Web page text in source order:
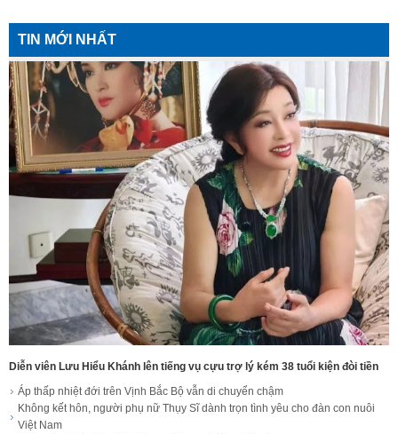
TIN MỚI NHẤT
Diễn viên Lưu Hiểu Khánh lên tiếng vụ cựu trợ lý kém 38 tuổi kiện đòi tiền
Áp thấp nhiệt đới trên Vịnh Bắc Bộ vẫn di chuyển chậm
Không kết hôn, người phụ nữ Thụy Sĩ dành trọn tình yêu cho đàn con nuôi
Việt Nam